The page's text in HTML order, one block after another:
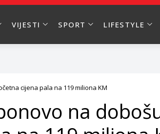
VIJESTI SPORT LIFESTYLE
cijena pala na 119 miliona KM
na